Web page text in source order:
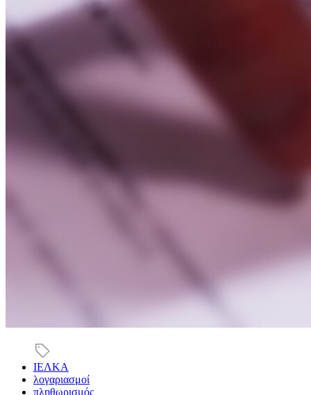
ΙΕΛΚΑ
λογαριασμοί
πληθωρισμός